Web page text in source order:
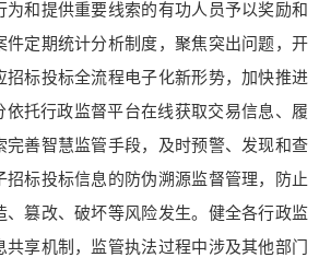
为和提供重要线索的有功人员予以奖励和
件定期统计分析制度，聚焦突出问题，开
招标投标全流程电子化新形势，加快推进
依托行政监督平台在线获取交易信息、履
完善智慧监管手段，及时预警、发现和查
招标投标信息的防伪溯源监督管理，防止
、篡改、破坏等风险发生。健全各行政监
享机制，监管执法过程中涉及其他部门